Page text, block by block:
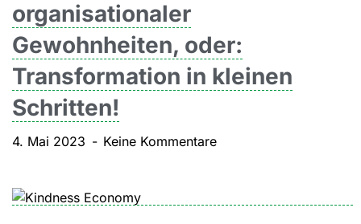
organisationaler
Gewohnheiten, oder:
Transformation in kleinen
Schritten!
4. Mai 2023 Keine Kommentare